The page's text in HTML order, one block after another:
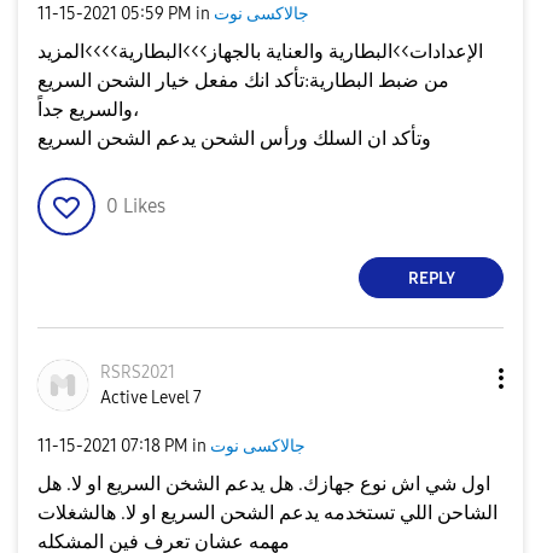
‎11-15-2021 05:59 PM in جالاكسى نوت
الإعدادات>>البطارية والعناية بالجهاز>>>البطارية>>>>المزيد
من ضبط البطارية:تأكد انك مفعل خيار الشحن السريع
والسريع جداً،
وتأكد ان السلك ورأس الشحن يدعم الشحن السريع
0 Likes
REPLY
RSRS2021
Active Level 7
‎11-15-2021 07:18 PM in جالاكسى نوت
اول شي اش نوع جهازك. هل يدعم الشخن السريع او لا. هل
الشاحن اللي تستخدمه يدعم الشحن السريع او لا. هالشغلات
مهمه عشان تعرف فين المشكله